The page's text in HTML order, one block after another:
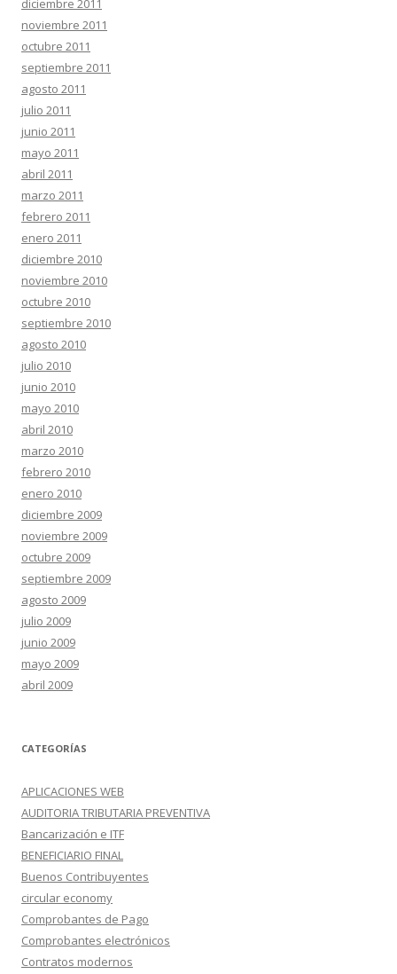
diciembre 2011
noviembre 2011
octubre 2011
septiembre 2011
agosto 2011
julio 2011
junio 2011
mayo 2011
abril 2011
marzo 2011
febrero 2011
enero 2011
diciembre 2010
noviembre 2010
octubre 2010
septiembre 2010
agosto 2010
julio 2010
junio 2010
mayo 2010
abril 2010
marzo 2010
febrero 2010
enero 2010
diciembre 2009
noviembre 2009
octubre 2009
septiembre 2009
agosto 2009
julio 2009
junio 2009
mayo 2009
abril 2009
CATEGORÍAS
APLICACIONES WEB
AUDITORIA TRIBUTARIA PREVENTIVA
Bancarización e ITF
BENEFICIARIO FINAL
Buenos Contribuyentes
circular economy
Comprobantes de Pago
Comprobantes electrónicos
Contratos modernos